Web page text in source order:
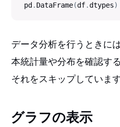
pd . DataFrame(df.dtypes)
データ分析を行うときに
本統計量や分布を確認す
それをスキップしています
グラフの表示